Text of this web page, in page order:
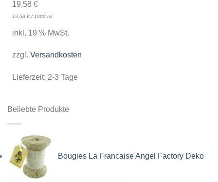
19,58 €
19,58 €/ 1000 ml
inkl. 19 % MwSt.
zzgl. Versandkosten
Lieferzeit: 2-3 Tage
Beliebte Produkte
Bougies La Francaise Angel Factory Deko